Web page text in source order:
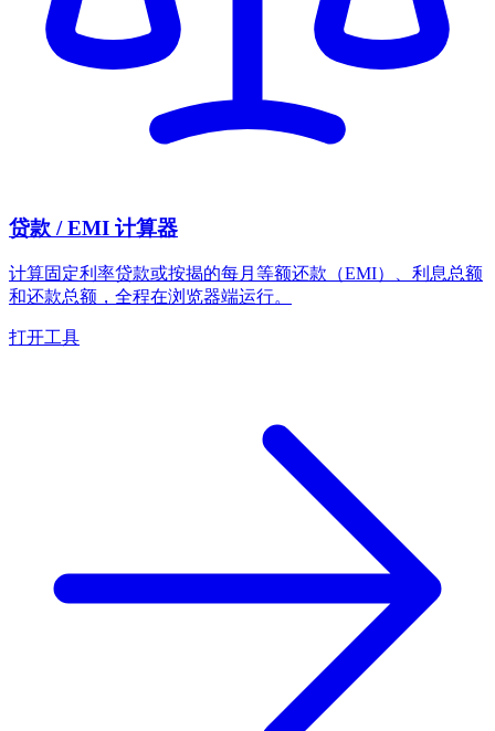
贷款 / EMI 计算器
计算固定利率贷款或按揭的每月等额还款（EMI）、利息总额
和还款总额，全程在浏览器端运行。
打开工具